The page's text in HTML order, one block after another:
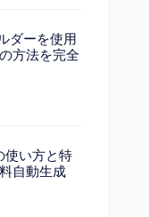
ダーを使用
方法を完全
使い方と特
自動生成